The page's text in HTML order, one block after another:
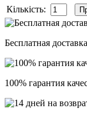
Кількість:
Бесплатная
100% гарантия